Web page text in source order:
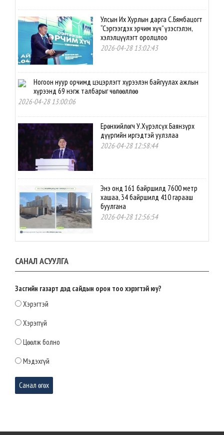
Улсын Их Хурлын дарга С.Бямбацогт
“Сэргээгдэх эрчим хүч” үзэсгэлэн,
хэлэлцүүлэгт оролцлоо
2026-04-28 13:02:43
Ногоон нуур орчимд цэцэрлэгт хүрээлэн байгуулах ажлын
хүрээнд 69 нэгж талбарыг чөлөөллөө
2026-04-28 13:00:06
Ерөнхийлөгч У.Хүрэлсүх Баянзүрх
дүүргийн иргэдтэй уулзлаа
2026-04-28 12:58:44
Энэ онд 161 байршилд 7600 метр
хашаа, 34 байршилд 410 гарааш
буулгана
2026-04-28 12:56:54
оролцох иргэдийн эрх, оролцоог
бүрдлээ
САНАЛ АСУУЛГА
Засгийн газарт дэд сайдын орон тоо хэрэгтэй юу?
Хэрэгтэй
Хэрэггүй
Цөөлж болно
Мэдэхгүй